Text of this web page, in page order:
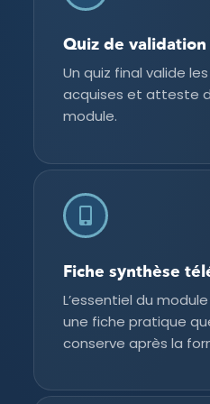
Quiz de validation
Un quiz final valide
acquises et atteste
module.
Fiche synthèse
L’essentiel du
une fiche pratique
conserve après la